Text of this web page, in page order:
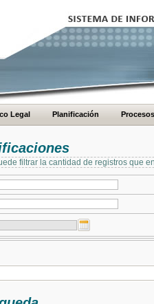
Legal Planificación Procesos
filtrar la cantidad de registros que